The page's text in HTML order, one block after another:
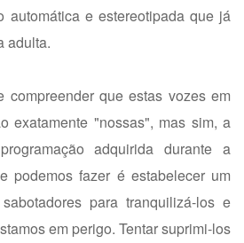
automática e estereotipada que já
adulta.
compreender que estas vozes em
exatamente "nossas", mas sim, a
adquirida durante a
podemos fazer é estabelecer um
para tranquilizá-los e
em perigo. Tentar suprimi-los